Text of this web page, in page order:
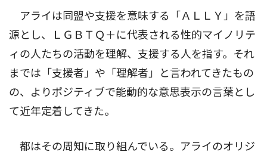
アライは同盟や支援を意味する「ＡＬＬＹ」を語
源とし、ＬＧＢＴＱ＋に代表される性的マイノリテ
ィの人たちの活動を理解、支援する人を指す。それ
までは「支援者」や「理解者」と言われてきたもの
の、よりポジティブで能動的な意思表示の言葉とし
て近年定着してきた。
都はその周知に取り組んでいる。アライのオリジ